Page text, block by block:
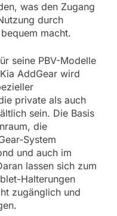
was den Zugang
durch
macht.
seine PBV-Modelle
AddGear wird
private als auch
sein. Die Basis
die
System
und auch im
lassen sich zum
Halterungen
zugänglich und